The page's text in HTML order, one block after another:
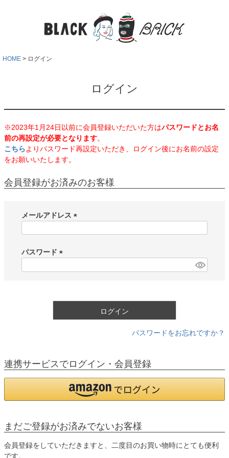
HOME ログイン
ログイン
※2023年1月24日以前に会員登録いただいた方はパスワードとお名
前の再設定が必要となります。
こちらよりパスワード再設定いただき、ログイン後にお名前の設定
をお願いいたします。
会員登録がお済みのお客様
メールアドレス
)
パスワード
ログイン
パスワードをお忘れですか？
連携サービスでログイン・会員登録
まだご登録がお済みでないお客様
会員登録をしていただきますと、二度目のお買い物時にとても便利
です。